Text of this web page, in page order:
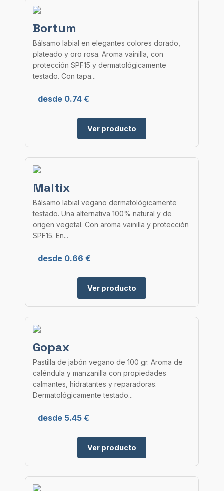
Bortum
Bálsamo labial en elegantes colores dorado,
plateado y oro rosa. Aroma vainilla, con
protección SPF15 y dermatológicamente
testado. Con tapa...
desde 0.74 €
Ver producto
Maltix
Bálsamo labial vegano dermatológicamente
testado. Una alternativa 100% natural y de
origen vegetal. Con aroma vainilla y protección
SPF15. En...
desde 0.66 €
Ver producto
Gopax
Pastilla de jabón vegano de 100 gr. Aroma de
caléndula y manzanilla con propiedades
calmantes, hidratantes y reparadoras.
Dermatológicamente testado...
desde 5.45 €
Ver producto